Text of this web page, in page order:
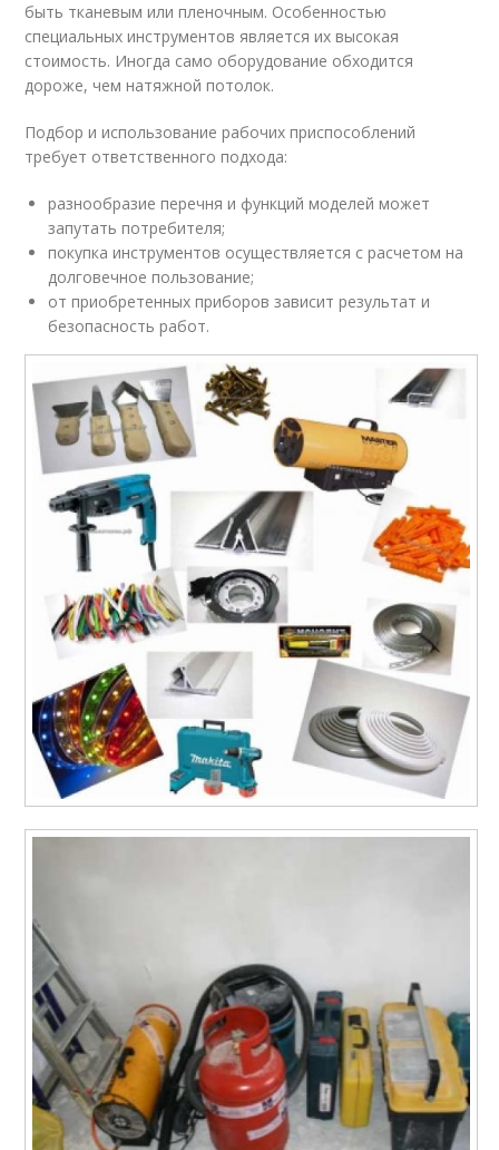
быть тканевым или пленочным. Особенностью
специальных инструментов является их высокая
стоимость. Иногда само оборудование обходится
дороже, чем натяжной потолок.
Подбор и использование рабочих приспособлений
требует ответственного подхода:
разнообразие перечня и функций моделей может
запутать потребителя;
покупка инструментов осуществляется с расчетом на
долговечное пользование;
от приобретенных приборов зависит результат и
безопасность работ.